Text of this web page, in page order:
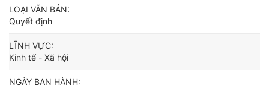
LOẠI VĂN BẢN:
Quyết định
LĨNH VỰC:
Kinh tế - Xã hội
NGÀY BAN HÀNH: